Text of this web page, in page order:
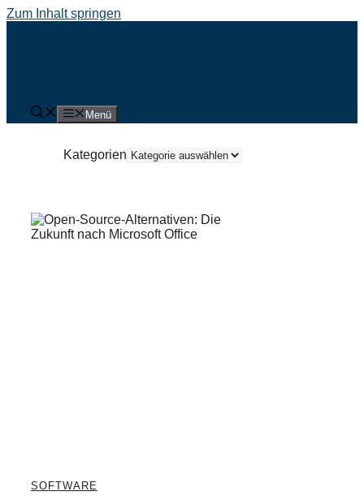
Zum Inhalt springen
Menü
Kategorien
SOFTWARE